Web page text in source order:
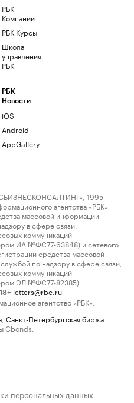
РБК
Компании
РБК Курсы
Школа
управления
РБК
РБК
Новости
iOS
Android
AppGallery
1995–
агентства «РБК»
массовой информации
в сфере связи,
коммуникаций
ИА №ФС77-63848) и сетевого
средства массовой
по надзору в сфере связи,
коммуникаций
ЭЛ №ФС77-82385)
18+ letters@rbc.ru
агентство «РБК».
Санкт-Петербургская биржа
Cbonds.
персональных данных